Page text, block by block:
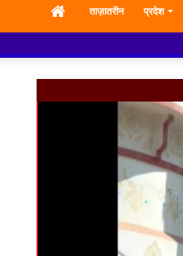
HOMEताज़ातरीन प्रदेश